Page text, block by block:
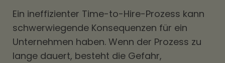
Ein ineffizienter Time-to-Hire-Prozess kann
schwerwiegende Konsequenzen für ein
Unternehmen haben. Wenn der Prozess zu
lange dauert, besteht die Gefahr,